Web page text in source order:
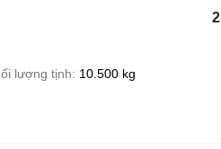
lượng tịnh
10.500 kg